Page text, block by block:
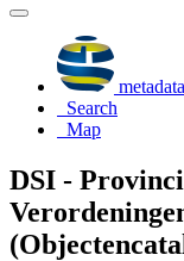
Search
Map
DSI -